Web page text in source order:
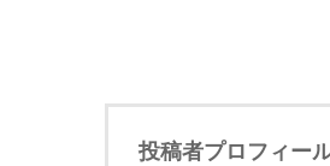
投稿者プロフィー